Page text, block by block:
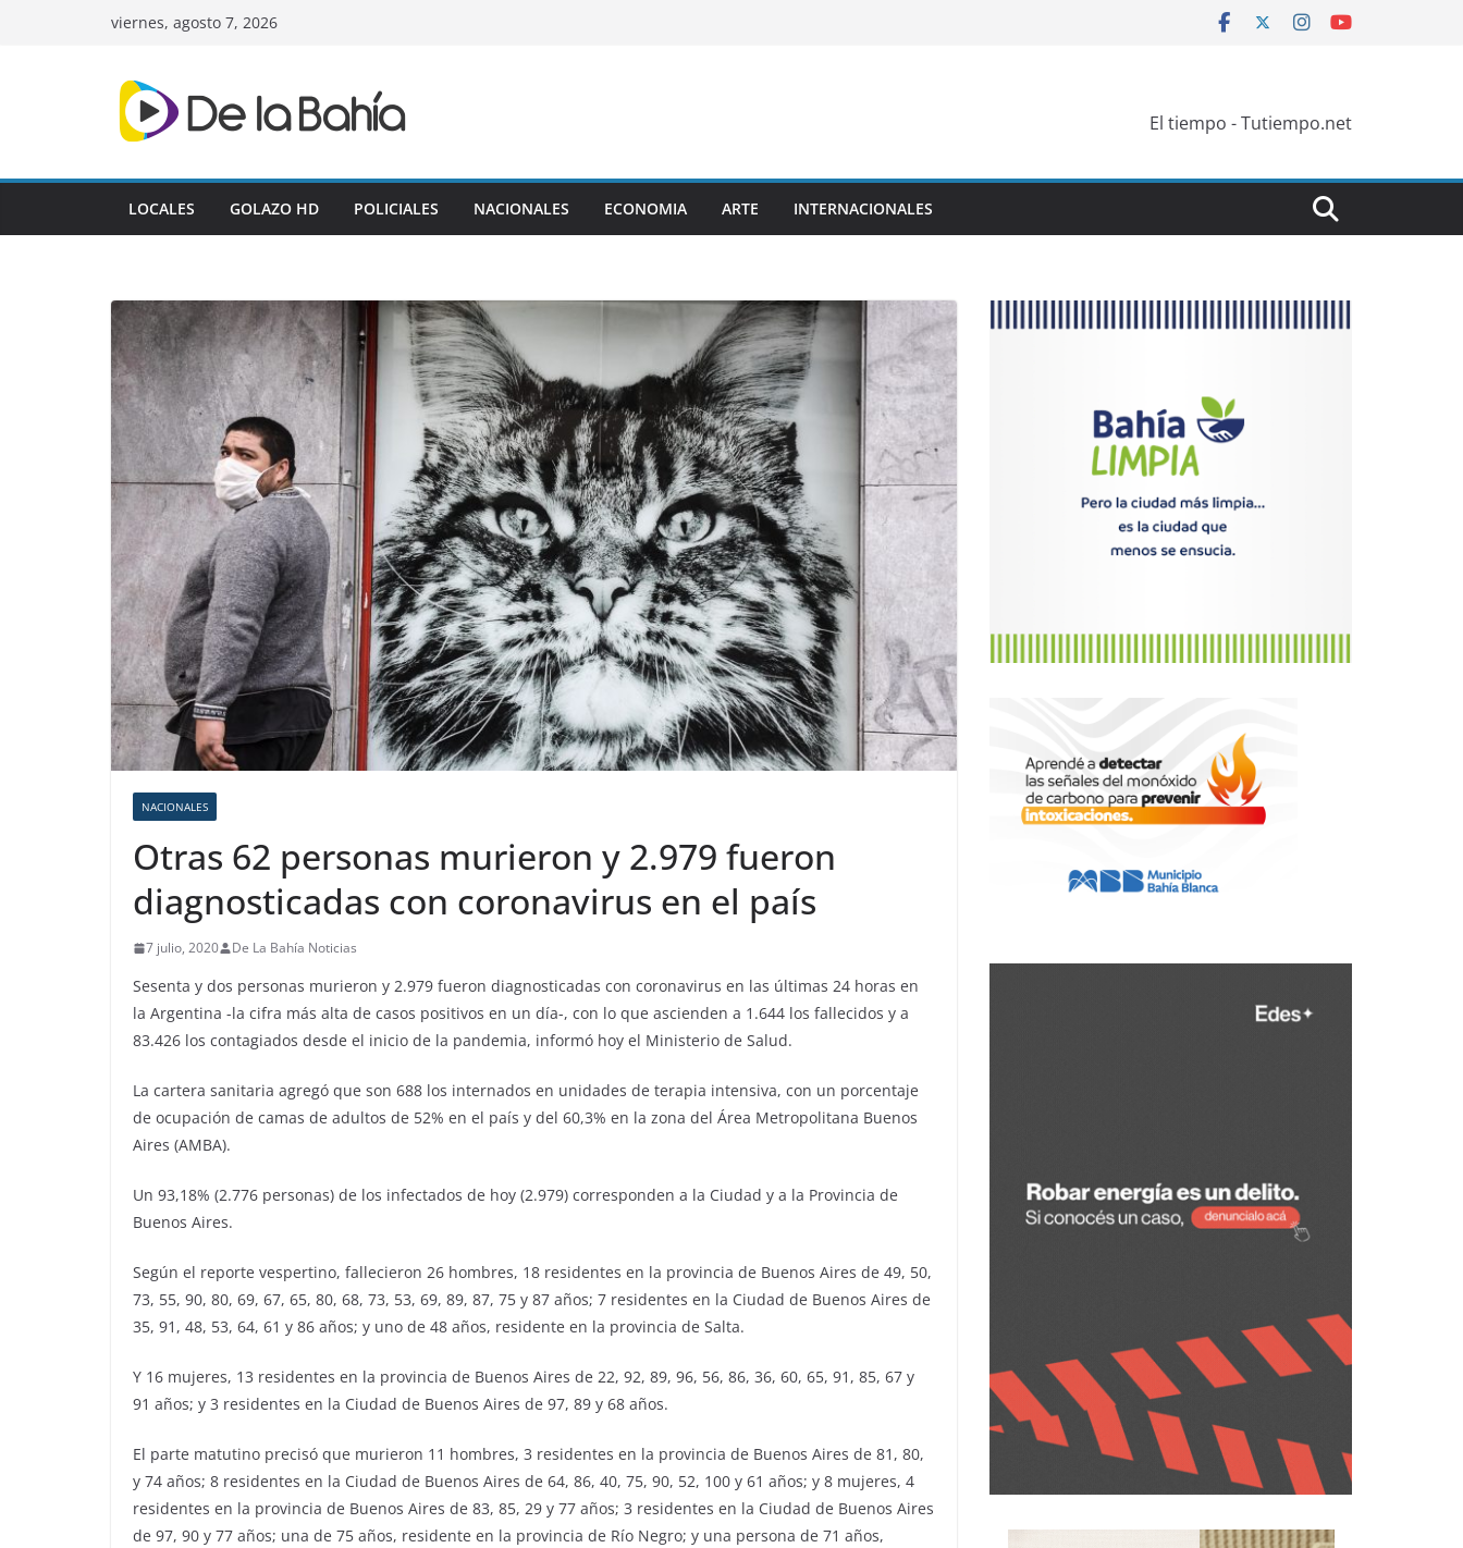
viernes, agosto 7, 2026
El tiempo - Tutiempo.net
LOCALES GOLAZO HD POLICIALES NACIONALES ECONOMIA ARTE INTERNACIONALES
NACIONALES
Otras 62 personas murieron y 2.979 fueron
diagnosticadas con coronavirus en el país
7 julio, 2020 De La Bahía Noticias
Sesenta y dos personas murieron y 2.979 fueron diagnosticadas con coronavirus en las últimas 24 horas en
la Argentina -la cifra más alta de casos positivos en un día-, con lo que ascienden a 1.644 los fallecidos y a
83.426 los contagiados desde el inicio de la pandemia, informó hoy el Ministerio de Salud.
La cartera sanitaria agregó que son 688 los internados en unidades de terapia intensiva, con un porcentaje
de ocupación de camas de adultos de 52% en el país y del 60,3% en la zona del Área Metropolitana Buenos
Aires (AMBA).
Un 93,18% (2.776 personas) de los infectados de hoy (2.979) corresponden a la Ciudad y a la Provincia de
Buenos Aires.
Según el reporte vespertino, fallecieron 26 hombres, 18 residentes en la provincia de Buenos Aires de 49, 50,
73, 55, 90, 80, 69, 67, 65, 80, 68, 73, 53, 69, 89, 87, 75 y 87 años; 7 residentes en la Ciudad de Buenos Aires de
35, 91, 48, 53, 64, 61 y 86 años; y uno de 48 años, residente en la provincia de Salta.
Y 16 mujeres, 13 residentes en la provincia de Buenos Aires de 22, 92, 89, 96, 56, 86, 36, 60, 65, 91, 85, 67 y
91 años; y 3 residentes en la Ciudad de Buenos Aires de 97, 89 y 68 años.
El parte matutino precisó que murieron 11 hombres, 3 residentes en la provincia de Buenos Aires de 81, 80,
y 74 años; 8 residentes en la Ciudad de Buenos Aires de 64, 86, 40, 75, 90, 52, 100 y 61 años; y 8 mujeres, 4
residentes en la provincia de Buenos Aires de 83, 85, 29 y 77 años; 3 residentes en la Ciudad de Buenos Aires
de 97, 90 y 77 años; una de 75 años, residente en la provincia de Río Negro; y una persona de 71 años,